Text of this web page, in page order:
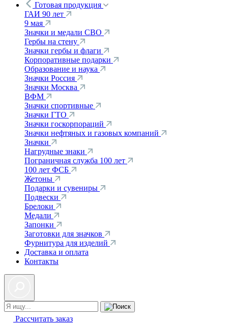
Готовая продукция
ГАИ 90 лет
9 мая
Значки и медали СВО
Гербы на стену
Значки гербы и флаги
Корпоративные подарки
Образование и наука
Значки Россия
Значки Москва
ВФМ
Значки спортивные
Значки ГТО
Значки госкорпораций
Значки нефтяных и газовых компаний
Значки
Нагрудные знаки
Пограничная служба 100 лет
100 лет ФСБ
Жетоны
Подарки и сувениры
Подвески
Брелоки
Медали
Запонки
Заготовки для значков
Фурнитура для изделий
Доставка и оплата
Контакты
Рассчитать заказ